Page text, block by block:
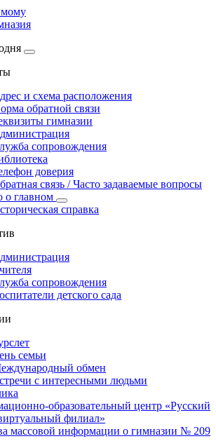
и схема расположения
обратной связи
гимназии
сопровождения
доверия
связь / Часто задаваемые вопросы
о главном
справка
сопровождения
детского сада
семьи
обмен
с интересными людьми
образовательный центр «Русский
филиал»
массовой информации о гимназии № 209